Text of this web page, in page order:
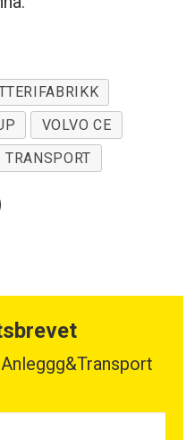
VOLVO CE
TRANSPORT